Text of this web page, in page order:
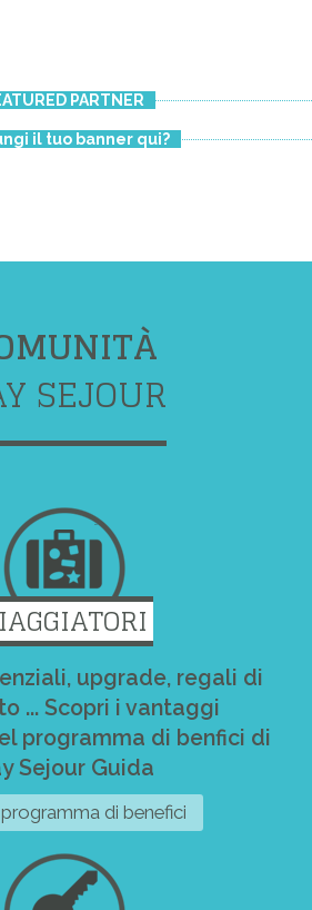
PARTNER
il tuo banner qui?
SEJOUR
upgrade, regali di
... Scopri i vantaggi
programma di benfici di
Sejour Guida
di benefici